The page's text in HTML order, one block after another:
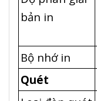
bản in
Bộ nhớ in
Quét